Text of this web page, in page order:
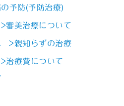
予防(予防治療)
>審美治療について
>親知らずの治療
>治療費について